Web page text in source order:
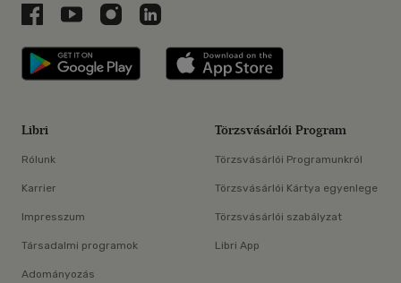
Libri a Facebookon
Libri a Youtube-on
Libri az Instagramon
Libri a LinkedInen
Libri applikáció Szerezd meg: Google
Libri
Rólunk
Karrier
Impresszum
Társadalmi programok
Adományozás
Törzsvásárlói Program
Törzsvásárlói Programunkról
Törzsvásárlói Kártya egyenlege
Törzsvásárlói szabályzat
Libri App